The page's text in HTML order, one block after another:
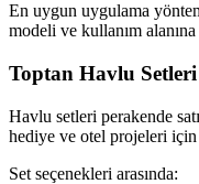
En uygun uygulama
modeli ve kullanım
Toptan Havlu Setleri
Havlu setleri perakende
hediye ve otel projeleri için
Set seçenekleri arasında: